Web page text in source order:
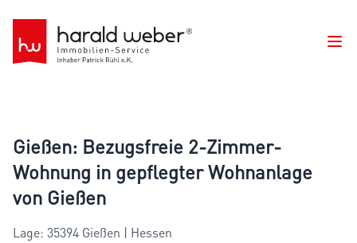
Gießen: Bezugsfreie 2-Zimmer-
Wohnung in gepflegter Wohnanlage
von Gießen
Lage: 35394 Gießen | Hessen